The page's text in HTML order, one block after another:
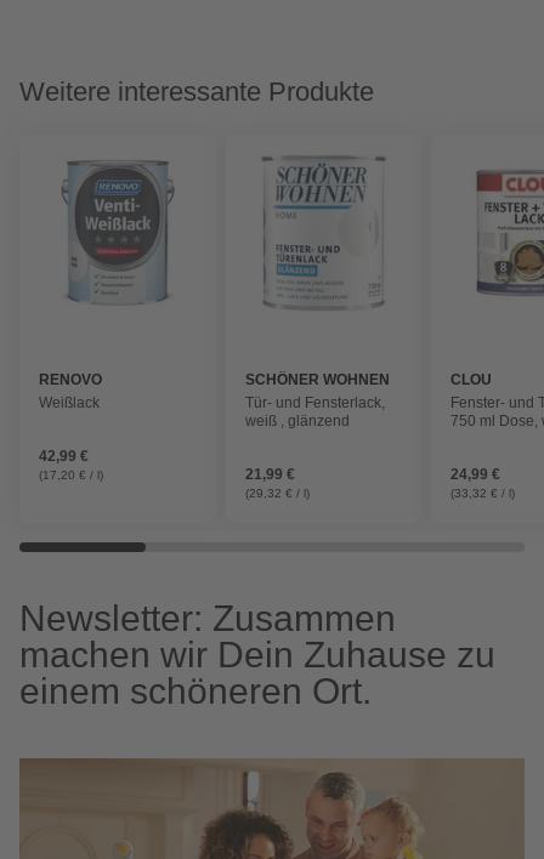
Weitere interessante Produkte
RENOVO
Weißlack
42,99 €
(17,20 € / l)
SCHÖNER WOHNEN
FARBE
Tür- und Fensterlack,
weiß , glänzend
21,99 €
(29,32 € / l)
CLOU
Fenster- und
750 ml Dose,
24,99 €
(33,32 € / l)
Newsletter: Zusammen
machen wir Dein Zuhause zu
einem schöneren Ort.